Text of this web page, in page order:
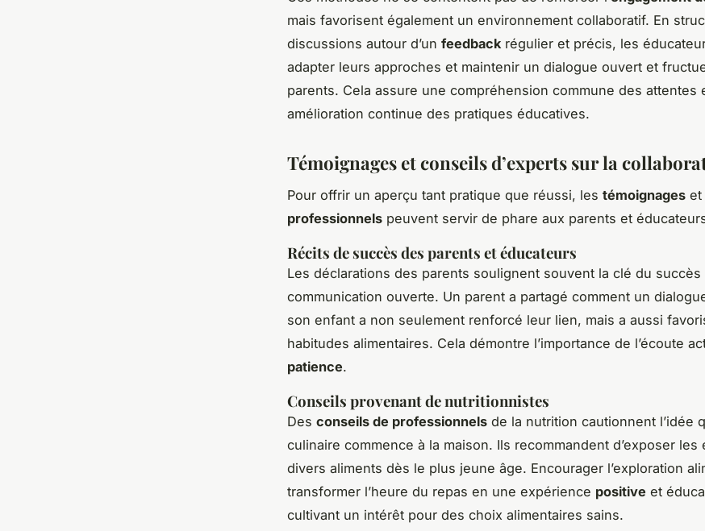
mais favorisent également un environnement collaboratif. En
discussions autour d’un feedback régulier et précis, les
adapter leurs approches et maintenir un dialogue ouvert et
parents. Cela assure une compréhension commune des attentes
amélioration continue des pratiques éducatives.
Témoignages et conseils d’experts sur la
Pour offrir un aperçu tant pratique que réussi, les témoignages et
professionnels peuvent servir de phare aux parents et
Récits de succès des parents et éducateurs
Les déclarations des parents soulignent souvent la clé du succès
communication ouverte. Un parent a partagé comment un
son enfant a non seulement renforcé leur lien, mais a aussi
habitudes alimentaires. Cela démontre l’importance de l’écoute
patience.
Conseils provenant de nutritionnistes
Des conseils de professionnels de la nutrition cautionnent l’idée
culinaire commence à la maison. Ils recommandent d’exposer les
divers aliments dès le plus jeune âge. Encourager l’exploration
transformer l’heure du repas en une expérience positive et
cultivant un intérêt pour des choix alimentaires sains.